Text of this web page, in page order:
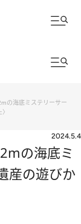
の海底ミステリーサー
2024.5.4
の海底ミ
産の遊びか